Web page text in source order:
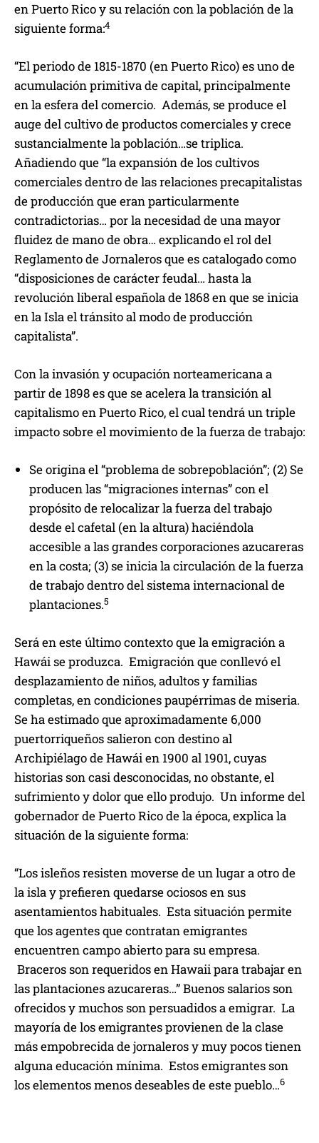
en Puerto Rico y su relación con la población de la
siguiente forma:4
“El periodo de 1815-1870 (en Puerto Rico) es uno de
acumulación primitiva de capital, principalmente
en la esfera del comercio. Además, se produce el
auge del cultivo de productos comerciales y crece
sustancialmente la población…se triplica.
Añadiendo que “la expansión de los cultivos
comerciales dentro de las relaciones precapitalistas
de producción que eran particularmente
contradictorias… por la necesidad de una mayor
fluidez de mano de obra… explicando el rol del
Reglamento de Jornaleros que es catalogado como
“disposiciones de carácter feudal… hasta la
revolución liberal española de 1868 en que se inicia
en la Isla el tránsito al modo de producción
capitalista”.
Con la invasión y ocupación norteamericana a
partir de 1898 es que se acelera la transición al
capitalismo en Puerto Rico, el cual tendrá un triple
impacto sobre el movimiento de la fuerza de trabajo:
Se origina el “problema de sobrepoblación”; (2) Se
producen las “migraciones internas” con el
propósito de relocalizar la fuerza del trabajo
desde el cafetal (en la altura) haciéndola
accesible a las grandes corporaciones azucareras
en la costa; (3) se inicia la circulación de la fuerza
de trabajo dentro del sistema internacional de
plantaciones.5
Será en este último contexto que la emigración a
Hawái se produzca. Emigración que conllevó el
desplazamiento de niños, adultos y familias
completas, en condiciones paupérrimas de miseria.
Se ha estimado que aproximadamente 6,000
puertorriqueños salieron con destino al
Archipiélago de Hawái en 1900 al 1901, cuyas
historias son casi desconocidas, no obstante, el
sufrimiento y dolor que ello produjo. Un informe del
gobernador de Puerto Rico de la época, explica la
situación de la siguiente forma:
“Los isleños resisten moverse de un lugar a otro de
la isla y prefieren quedarse ociosos en sus
asentamientos habituales. Esta situación permite
que los agentes que contratan emigrantes
encuentren campo abierto para su empresa.
Braceros son requeridos en Hawaii para trabajar en
las plantaciones azucareras…” Buenos salarios son
ofrecidos y muchos son persuadidos a emigrar. La
mayoría de los emigrantes provienen de la clase
más empobrecida de jornaleros y muy pocos tienen
alguna educación mínima. Estos emigrantes son
los elementos menos deseables de este pueblo…6